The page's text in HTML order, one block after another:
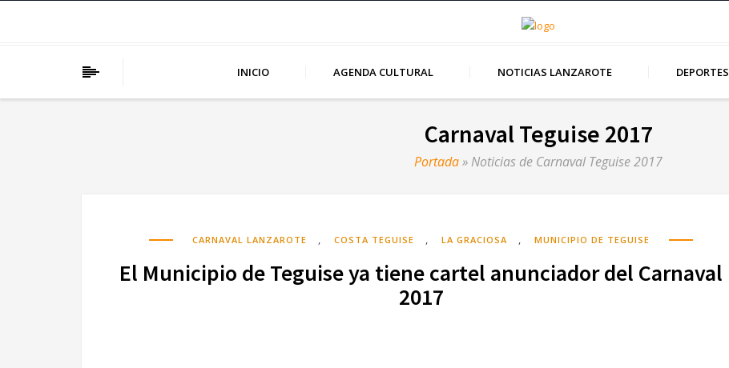
INICIO AGENDA CULTURAL NOTICIAS LANZAROTE DEPORTES
Carnaval Teguise 2017
Portada» Noticias de Carnaval Teguise 2017
CARNAVAL LANZAROTE , COSTA TEGUISE , LA GRACIOSA , MUNICIPIO DE TEGUISE
El Municipio de Teguise ya tiene cartel anunciador del Carnaval
2017